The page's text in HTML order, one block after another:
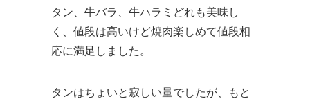
タン、牛バラ、牛ハラミどれも美味し
く、値段は高いけど焼肉楽しめて値段相
応に満足しました。
タンはちょいと寂しい量でしたが、もと